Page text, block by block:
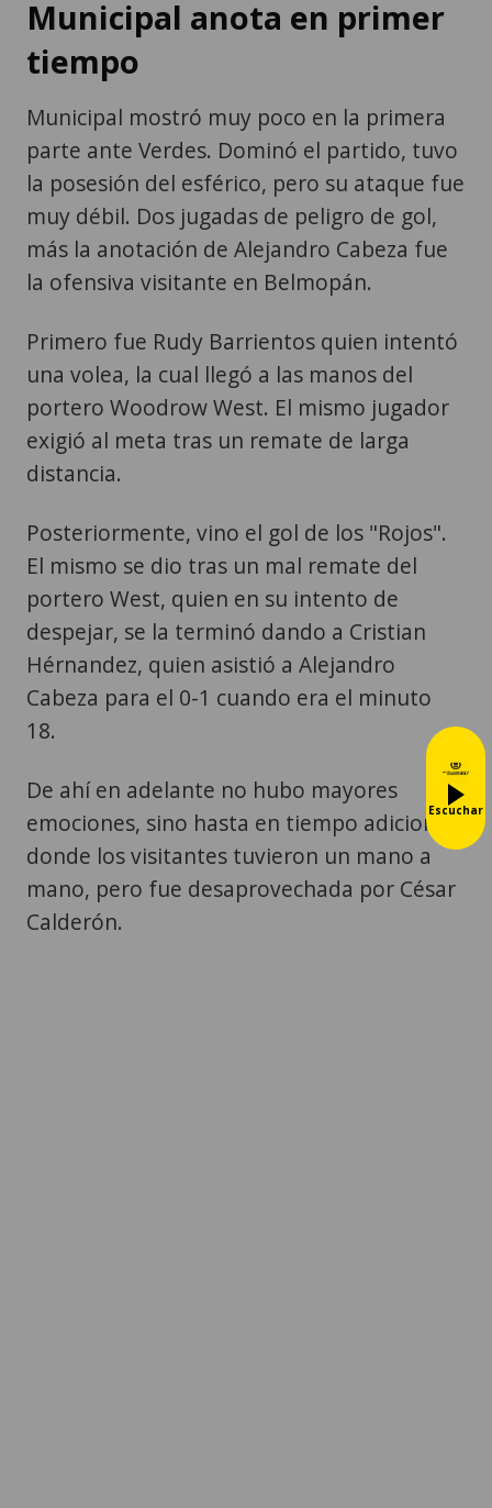
Municipal anota en primer
tiempo
Municipal mostró muy poco en la primera
parte ante Verdes. Dominó el partido, tuvo
la posesión del esférico, pero su ataque fue
muy débil. Dos jugadas de peligro de gol,
más la anotación de Alejandro Cabeza fue
la ofensiva visitante en Belmopán.
Primero fue Rudy Barrientos quien intentó
una volea, la cual llegó a las manos del
portero Woodrow West. El mismo jugador
exigió al meta tras un remate de larga
distancia.
Posteriormente, vino el gol de los "Rojos".
El mismo se dio tras un mal remate del
portero West, quien en su intento de
despejar, se la terminó dando a Cristian
Hérnandez, quien asistió a Alejandro
Cabeza para el 0-1 cuando era el minuto
18.
De ahí en adelante no hubo mayores
emociones, sino hasta en tiempo adicional
donde los visitantes tuvieron un mano a
mano, pero fue desaprovechada por César
Calderón.
Escuchar